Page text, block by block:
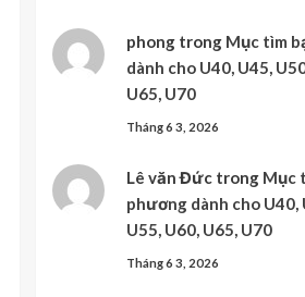
phongtrong Mục tìm
dành cho U40, U45,
U65, U70
Tháng 6 3, 2026
Lê văn Đứctrong Mục
phương dành cho U40,
U55, U60, U65, U70
Tháng 6 3, 2026